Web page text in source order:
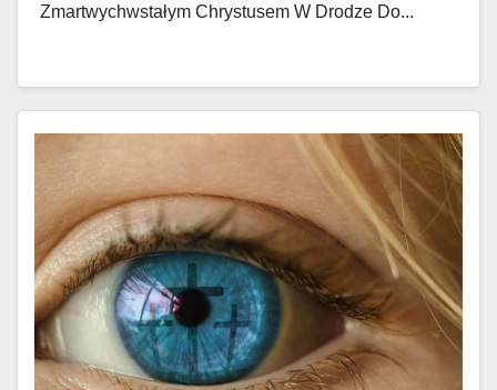
Zmartwychwstałym Chrystusem W Drodze Do...